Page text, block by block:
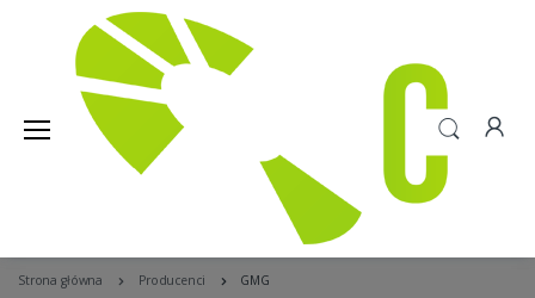
Strona główna Producenci GMG